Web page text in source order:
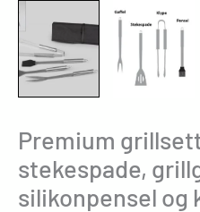
Premium
stekespade,
silikonpensel og